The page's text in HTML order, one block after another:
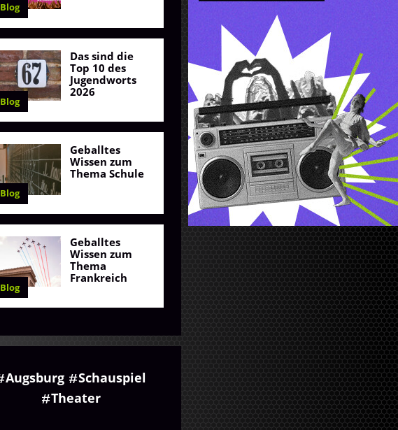
Blog
Blog
Das sind die
Top 10 des
Jugendworts
2026
Blog
Geballtes
Wissen zum
Thema Schule
Blog
Geballtes
Wissen zum
Thema
Frankreich
Augsburg
Schauspiel
Theater